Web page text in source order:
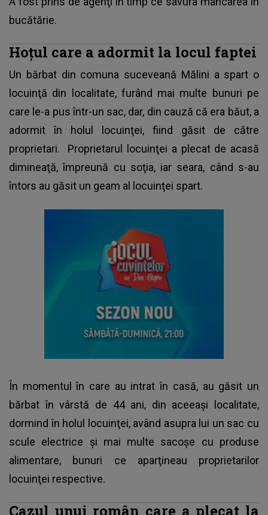
bucătărie.
Hoţul care a adormit la locul faptei
Un bărbat din comuna suceveană Mălini a spart o
locuinţă din localitate, furând mai multe bunuri pe
care le-a pus într-un sac, dar, din cauză că era băut, a
adormit în holul locuinţei, fiind găsit de către
proprietari. Proprietarul locuinţei a plecat de acasă
dimineaţă, împreună cu soţia, iar seara, când s-au
întors au găsit un geam al locuinţei spart.
În momentul în care au intrat în casă, au găsit un
bărbat în vârstă de 44 ani, din aceeaşi localitate,
dormind în holul locuinţei, având asupra lui un sac cu
scule electrice şi mai multe sacoşe cu produse
alimentare, bunuri ce aparţineau proprietarilor
locuinţei respective.
Cazul unui român care a plecat la